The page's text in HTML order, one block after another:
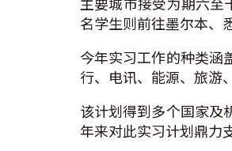
主要城市接受为期六至
名学生则前往墨尔本、
今年实习工作的种类涵
行、电讯、能源、旅游
该计划得到多个国家及
年来对此实习计划鼎力